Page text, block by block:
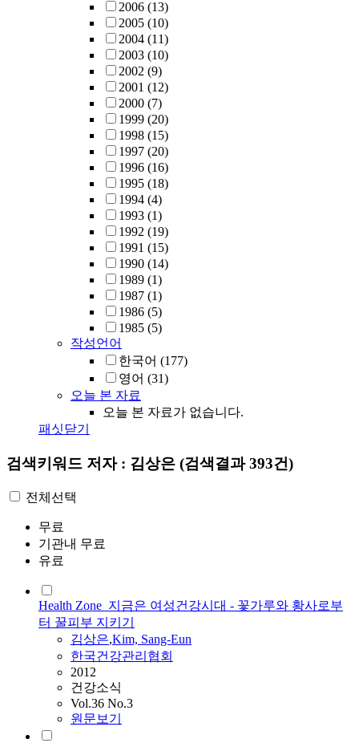
2006 (13)
2005 (10)
2004 (11)
2003 (10)
2002 (9)
2001 (12)
2000 (7)
1999 (20)
1998 (15)
1997 (20)
1996 (16)
1995 (18)
1994 (4)
1993 (1)
1992 (19)
1991 (15)
1990 (14)
1989 (1)
1987 (1)
1986 (5)
1985 (5)
작성언어
한국어 (177)
영어 (31)
오늘 본 자료
오늘 본 자료가 없습니다.
패싯닫기
검색키워드 저자 : 김상은 (검색결과 393건)
전체선택
무료
기관내 무료
유료
Health Zone_지금은 여성건강시대 - 꽃가루와 황사로부
터 꿀피부 지키기
김상은,Kim, Sang-Eun
한국건강관리협회
2012
건강소식
Vol.36 No.3
원문보기